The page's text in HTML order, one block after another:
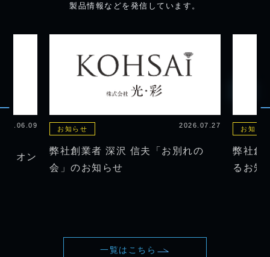
製品情報などを発信しています。
！オン
お知らせ 2026.07.27
弊社創業者 深沢 信夫「お別れの
会」のお知らせ
お知ら
弊社創
るお知
一覧はこちら